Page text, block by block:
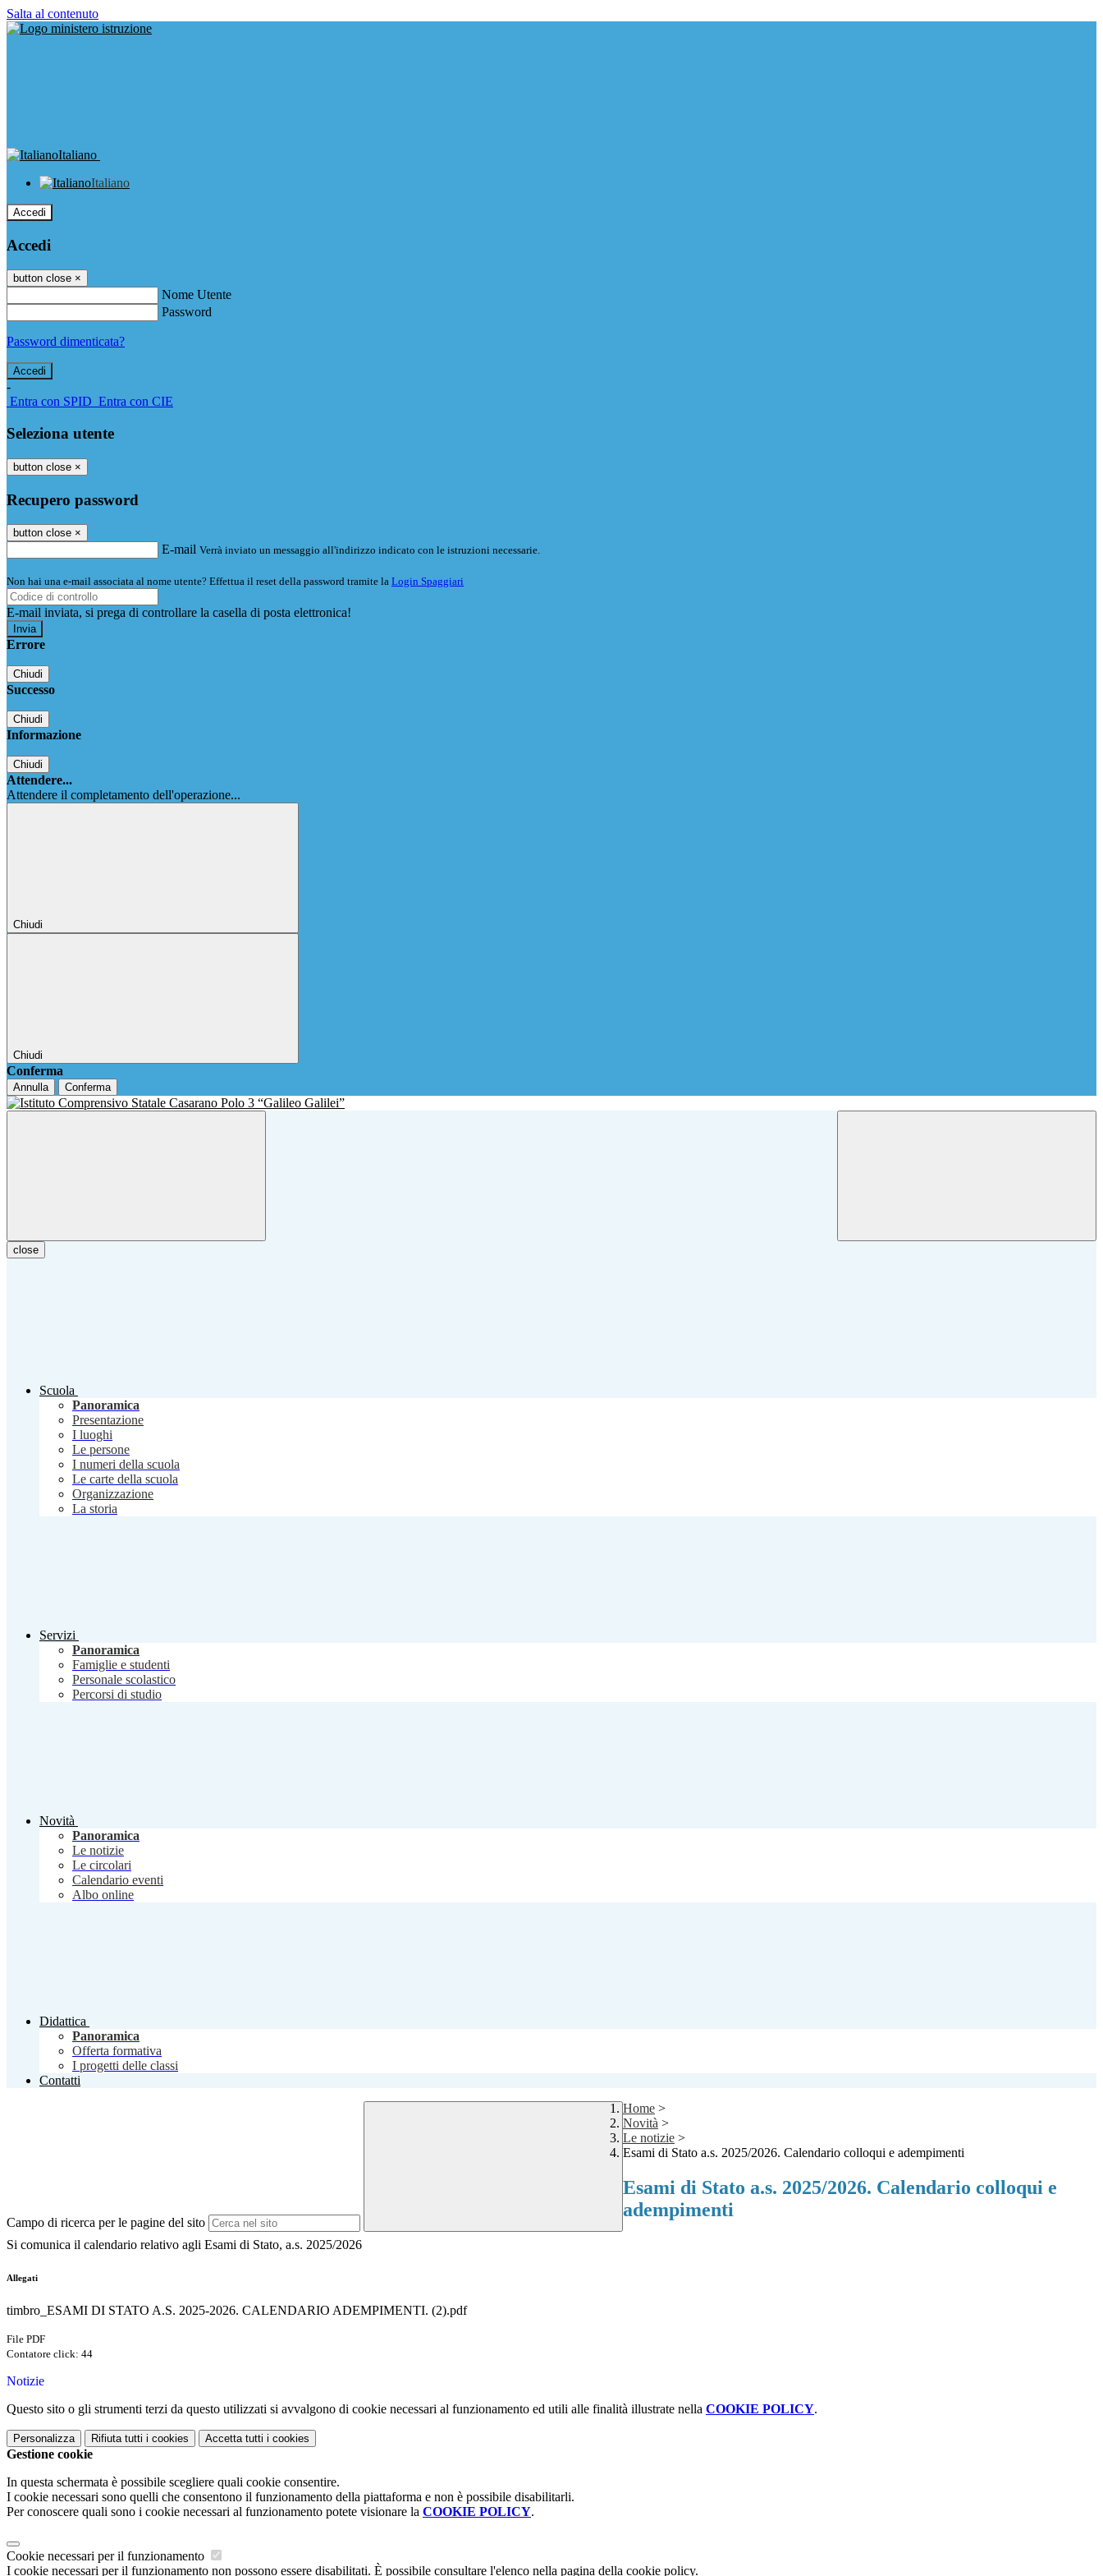
Salta al contenuto
Italiano
Italiano
Accedi
Accedi
button close ×
Nome Utente
Password
Password dimenticata?
-
Entra con SPID Entra con CIE
Seleziona utente
button close ×
Recupero password
button close ×
E-mail Verrà inviato un messaggio all'indirizzo indicato con le istruzioni necessarie.
Non hai una e-mail associata al nome utente? Effettua il reset della password tramite la Login Spaggiari
E-mail inviata, si prega di controllare la casella di posta elettronica!
Errore
Chiudi
Successo
Chiudi
Informazione
Chiudi
Attendere...
Attendere il completamento dell'operazione...
Chiudi
Chiudi
Conferma
Annulla Conferma
close
Scuola
Panoramica
Presentazione
I luoghi
Le persone
I numeri della scuola
Le carte della scuola
Organizzazione
La storia
Servizi
Panoramica
Famiglie e studenti
Personale scolastico
Percorsi di studio
Novità
Panoramica
Le notizie
Le circolari
Calendario eventi
Albo online
Didattica
Panoramica
Offerta formativa
I progetti delle classi
Contatti
Campo di ricerca per le pagine del sito
Home >
Novità >
Le notizie >
Esami di Stato a.s. 2025/2026. Calendario colloqui e adempimenti
Esami di Stato a.s. 2025/2026. Calendario colloqui e
adempimenti
Si comunica il calendario relativo agli Esami di Stato, a.s. 2025/2026
Allegati
timbro_ESAMI DI STATO A.S. 2025-2026. CALENDARIO ADEMPIMENTI. (2).pdf
File PDF
Contatore click: 44
Notizie
Questo sito o gli strumenti terzi da questo utilizzati si avvalgono di cookie necessari al funzionamento ed utili alle finalità illustrate nella COOKIE POLICY.
Personalizza Rifiuta tutti i cookies Accetta tutti i cookies
Gestione cookie
In questa schermata è possibile scegliere quali cookie consentire.
I cookie necessari sono quelli che consentono il funzionamento della piattaforma e non è possibile disabilitarli.
Per conoscere quali sono i cookie necessari al funzionamento potete visionare la COOKIE POLICY.
Cookie necessari per il funzionamento
I cookie necessari per il funzionamento non possono essere disabilitati. È possibile consultare l'elenco nella pagina della cookie policy.